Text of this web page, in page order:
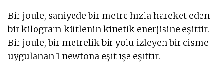
Bir joule, saniyede bir metre hızla hareket eden
bir kilogram kütlenin kinetik enerjisine eşittir.
Bir joule, bir metrelik bir yolu izleyen bir cisme
uygulanan 1 newtona eşit işe eşittir.